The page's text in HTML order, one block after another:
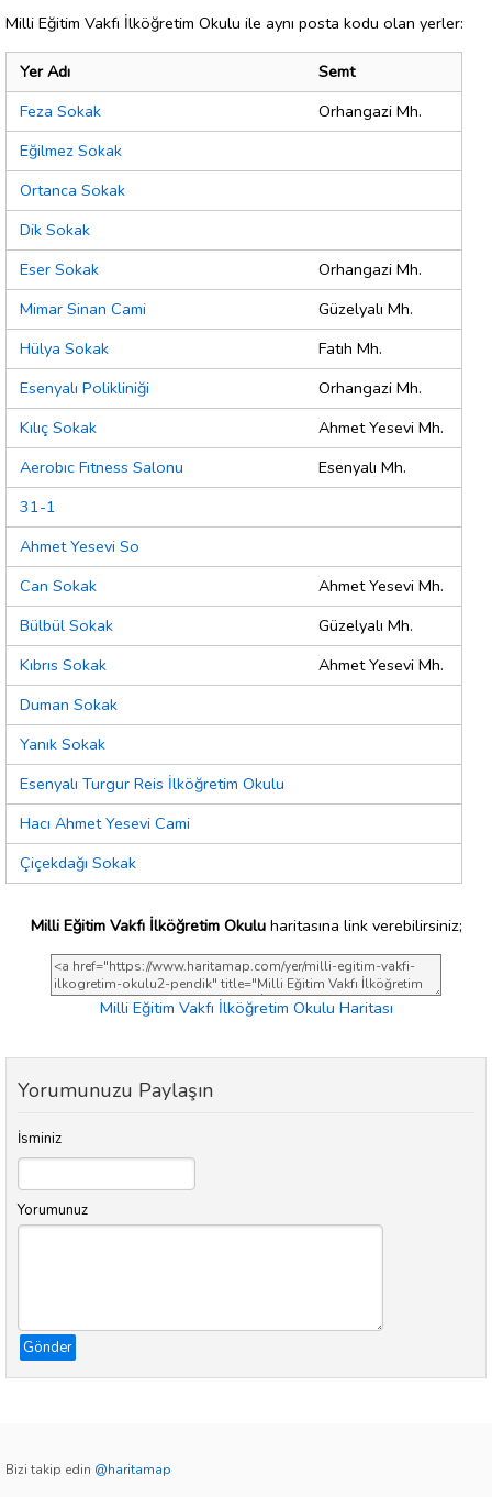
Milli Eğitim Vakfı İlköğretim Okulu ile aynı posta kodu olan yerler:
Yer Adı
Semt
Feza Sokak
Orhangazi Mh.
Eğilmez Sokak
Ortanca Sokak
Dik Sokak
Eser Sokak
Orhangazi Mh.
Mimar Sinan Cami
Güzelyalı Mh.
Hülya Sokak
Fatıh Mh.
Esenyalı Polikliniği
Orhangazi Mh.
Kılıç Sokak
Ahmet Yesevi Mh.
Aerobıc Fıtness Salonu
Esenyalı Mh.
31-1
Ahmet Yesevi So
Can Sokak
Ahmet Yesevi Mh.
Bülbül Sokak
Güzelyalı Mh.
Kıbrıs Sokak
Ahmet Yesevi Mh.
Duman Sokak
Yanık Sokak
Esenyalı Turgur Reis İlköğretim Okulu
Hacı Ahmet Yesevi Cami
Çiçekdağı Sokak
Milli Eğitim Vakfı İlköğretim Okuluharitasına link verebilirsiniz;
Milli Eğitim Vakfı İlköğretim Okulu Haritası
Yorumunuzu Paylaşın
İsminiz
Yorumunuz
Gönder
Bizi takip edin @haritamap